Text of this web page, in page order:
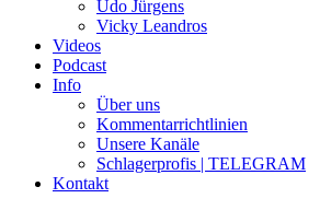
Udo Jürgens
Vicky Leandros
Videos
Podcast
Info
Über uns
Kommentarrichtlinien
Unsere Kanäle
Schlagerprofis | TELEGRAM
Kontakt